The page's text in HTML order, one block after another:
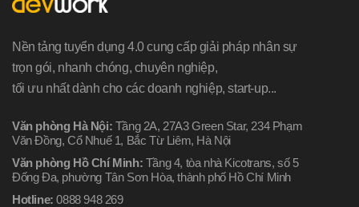
Nền tảng tuyển dụng 4.0 cung cấp giải pháp nhân sự
trọn gói, nhanh chóng, chuyên nghiệp,
tối ưu nhất dành cho các doanh nghiệp, start-up...
Văn phòng Hà Nội: Tầng 2A, 27A3 Green Star, 234 Phạm
Văn Đồng, Cổ Nhuế 1, Bắc Từ Liêm, Hà Nội
Văn phòng Hồ Chí Minh: Tầng 4, tòa nhà Kicotrans, số 5
Đống Đa, phường Tân Sơn Hòa, thành phố Hồ Chí Minh
Hotline: 0888 948 269